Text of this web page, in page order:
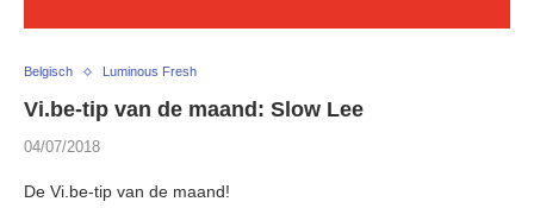
Belgisch Luminous Fresh
Vi.be-tip van de maand: Slow Lee
04/07/2018
De Vi.be-tip van de maand!